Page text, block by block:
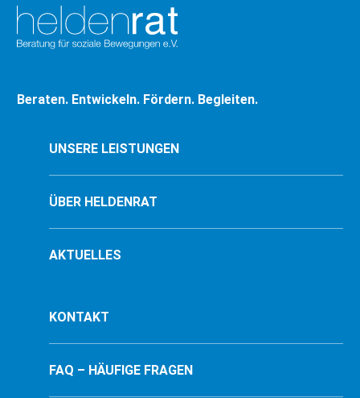
und…
Beraten. Entwickeln. Fördern. Begleiten.
UNSERE LEISTUNGEN
ÜBER HELDENRAT
AKTUELLES
KONTAKT
FAQ – HÄUFIGE FRAGEN